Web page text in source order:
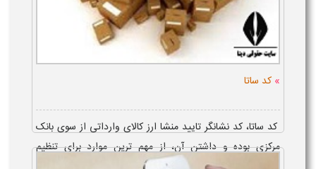
» کد ساتا
کد ساتا، کد نشانگر تایید منشا ارز کالای وارداتی از سوی بانک
مرکزی بوده و داشتن آن، از مهم ترین موارد برای تنظیم